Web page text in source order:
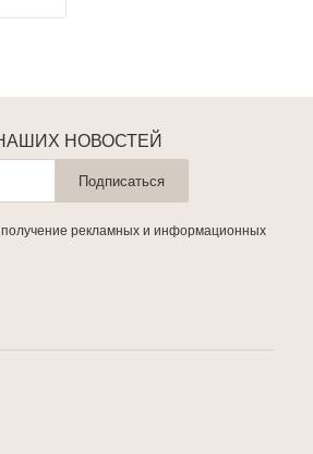
НОВОСТЕЙ
Подписаться
рекламных и информационных